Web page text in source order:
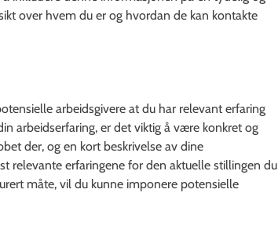
over hvem du er og hvordan de kan kontakte
arbeidsgivere at du har relevant erfaring
arbeidserfaring, er det viktig å være konkret og
der, og en kort beskrivelse av dine
relevante erfaringene for den aktuelle stillingen du
måte, vil du kunne imponere potensielle